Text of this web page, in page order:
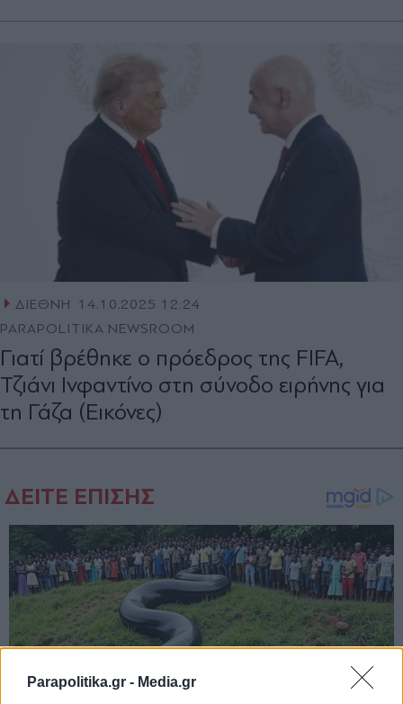
Parapolitika.gr - Media.gr
ΔΙΕΘΝΗ
14.10.2025 12:24
PARAPOLITIKA NEWSROOM
Γιατί βρέθηκε ο πρόεδρος της FIFA,
Τζιάνι Ινφαντίνο στη σύνοδο ειρήνης για
τη Γάζα (Εικόνες)